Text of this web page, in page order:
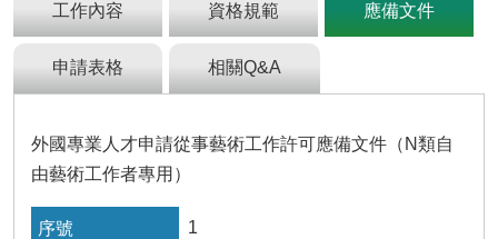
安
政
政
工作內容 資格規範 應備文件
申請表格 相關Q&A
外國專業人才申請從事藝術工作許可應備文件（N類自
由藝術工作者專用）
1